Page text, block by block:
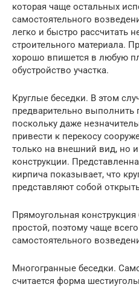
которая чаще остальных
самостоятельного
легко и быстро рассчитать
строительного материала.
хорошо впишется в любую
обустройство участка.
Круглые беседки. В этом
предварительно выполнить
поскольку даже
привести к перекосу
только на внешний вид, но
конструкции.
кирпича показывает, что
представляют собой
Прямоугольная
простой, поэтому чаще
самостоятельного
Многогранные беседки.
считается форма